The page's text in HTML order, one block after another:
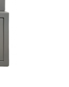
ενεργειακής